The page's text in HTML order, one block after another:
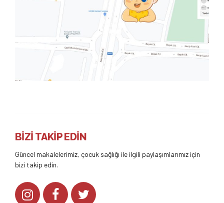
BİZİ TAKİP EDİN
Güncel makalelerimiz, çocuk sağlığı ile ilgili paylaşımlarımız için
bizi takip edin.